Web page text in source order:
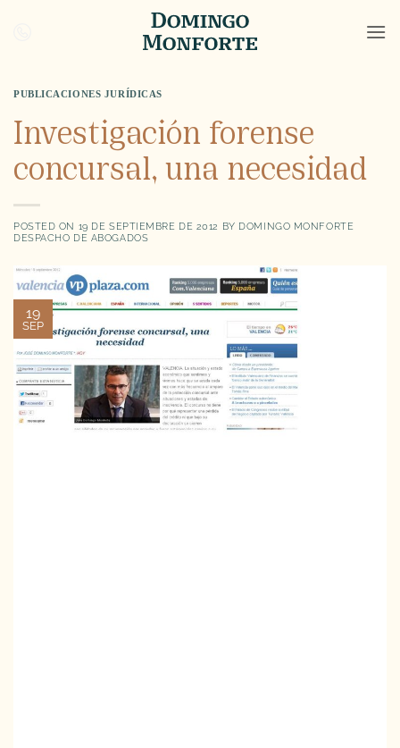
PUBLICACIONES JURÍDICAS
Investigación forense
concursal, una necesidad
POSTED ON 19 DE SEPTIEMBRE DE 2012 BY DOMINGO MONFORTE
DESPACHO DE ABOGADOS
19
SEP